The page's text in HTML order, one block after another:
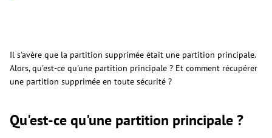
Il s'avère que la partition supprimée était une partition principale.
Alors, qu'est-ce qu'une partition principale ? Et comment récupérer
une partition supprimée en toute sécurité ?
Qu'est-ce qu'une partition principale ?